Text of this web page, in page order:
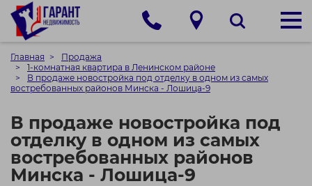
Главная
Продажа
1-комнатная квартира в Ленинском районе
В продаже новостройка под отделку в одном из самых
востребованных районов Минска - Лошица-9
В продаже новостройка под
отделку в одном из самых
востребованных районов
Минска - Лошица-9